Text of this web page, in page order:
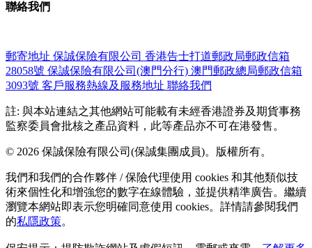
聯絡我們
郵寄地址 保誠保險有限公司 香港告士打道郵政局郵政信箱
28058號 保誠保險有限公司(澳門分行) 澳門郵政總局郵政信箱
3093號 客戶服務熱線及服務地址 聯絡我們
註: 與本站連結之其他網站可能載有未經香港證券及期貨事務
監察委員會批核之產品資料，此等產品亦不可在港發售。
© 2026 保誠保險有限公司(保誠集團成員)。版權所有。
我們和我們的合作夥伴 / 保險代理使用 cookies 和其他類似技
術來個性化和增強您的數字在線體驗，並提供精準廣告。繼續
瀏覽本網站即表示您明確同意使用 cookies。詳情請參閱我們
的私隱政策。